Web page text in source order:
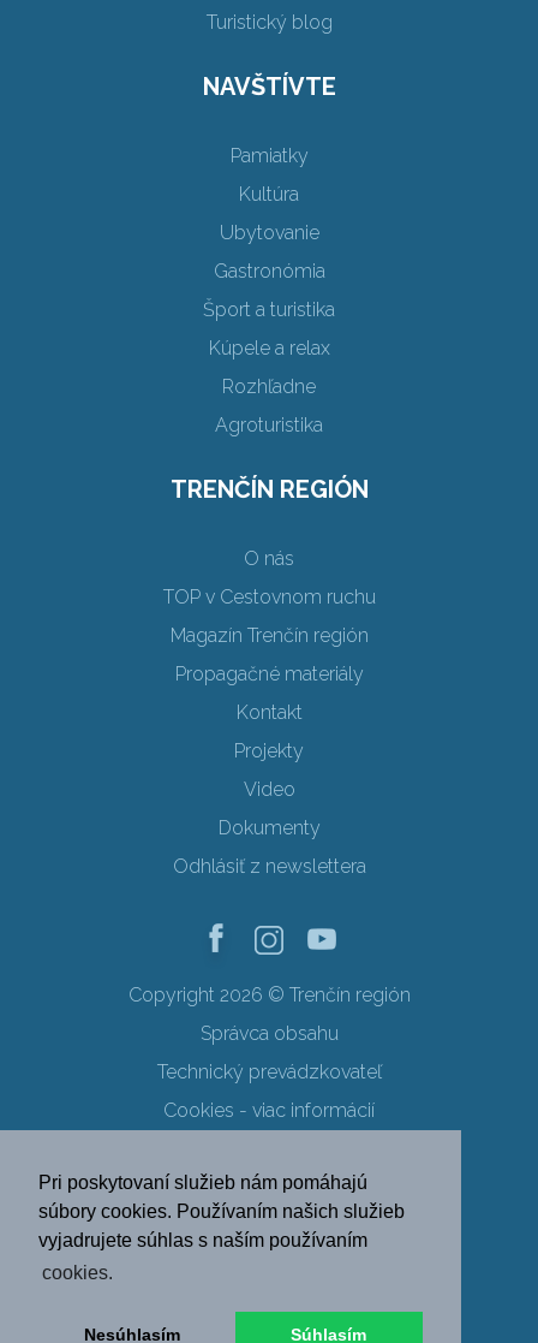
Pri poskytovaní služieb nám pomáhajú
súbory cookies. Používaním našich služieb
vyjadrujete súhlas s naším používaním
cookies.
Nesúhlasím Súhlasím
Turistický blog
NAVŠTÍVTE
Pamiatky
Kultúra
Ubytovanie
Gastronómia
Šport a turistika
Kúpele a relax
Rozhľadne
Agroturistika
TRENČÍN REGIÓN
O nás
TOP v Cestovnom ruchu
Magazín Trenčín región
Propagačné materiály
Kontakt
Projekty
Video
Dokumenty
Odhlásiť z newslettera
Copyright 2026 © Trenčín región
Správca obsahu
Technický prevádzkovateľ
Cookies - viac informácií
Ochrana osobných údajov
SK EN DE
PL